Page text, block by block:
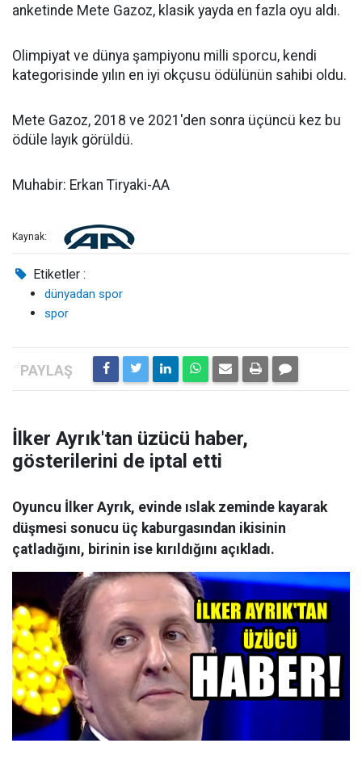
anketinde Mete Gazoz, klasik yayda en fazla oyu aldı.
Olimpiyat ve dünya şampiyonu milli sporcu, kendi
kategorisinde yılın en iyi okçusu ödülünün sahibi oldu.
Mete Gazoz, 2018 ve 2021'den sonra üçüncü kez bu
ödüle layık görüldü.
Muhabir: Erkan Tiryaki-AA
Kaynak:
Etiketler :
dünyadan spor
spor
İlker Ayrık'tan üzücü haber,
gösterilerini de iptal etti
Oyuncu İlker Ayrık, evinde ıslak zeminde kayarak
düşmesi sonucu üç kaburgasından ikisinin
çatladığını, birinin ise kırıldığını açıkladı.